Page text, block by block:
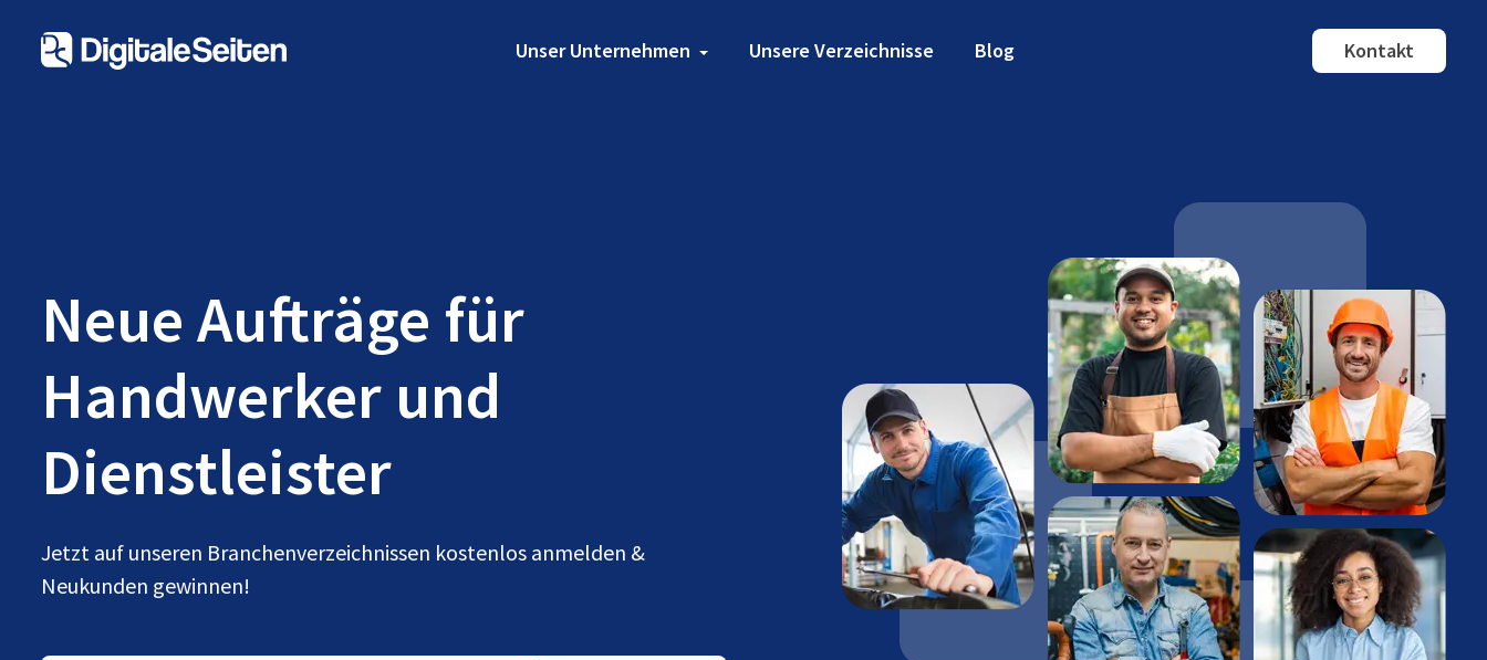
Unser Unternehmen Unsere Verzeichnisse Blog Kontakt
Neue Aufträge für
Handwerker und
Dienstleister
Jetzt auf unseren Branchenverzeichnissen kostenlos anmelden &
Neukunden gewinnen!